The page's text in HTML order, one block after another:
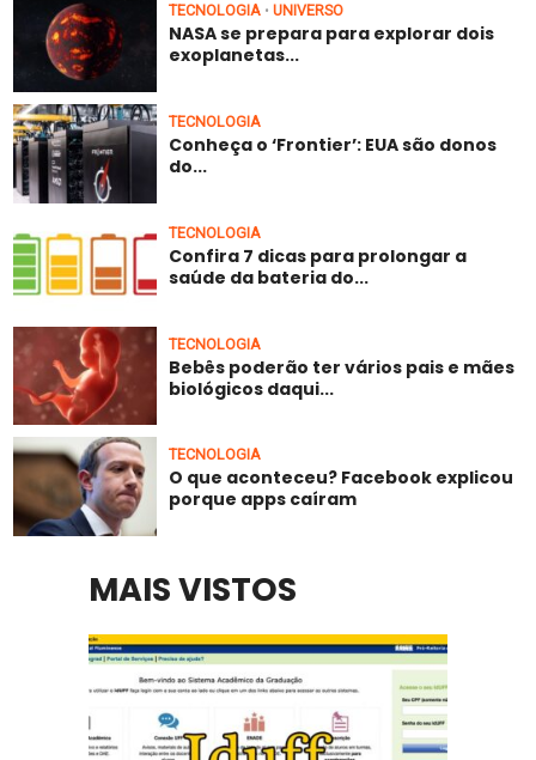
TECNOLOGIA • UNIVERSO
NASA se prepara para explorar dois
exoplanetas...
TECNOLOGIA
Conheça o ‘Frontier’: EUA são donos
do...
TECNOLOGIA
Confira 7 dicas para prolongar a
saúde da bateria do...
TECNOLOGIA
Bebês poderão ter vários pais e mães
biológicos daqui...
TECNOLOGIA
O que aconteceu? Facebook explicou
porque apps caíram
MAIS VISTOS